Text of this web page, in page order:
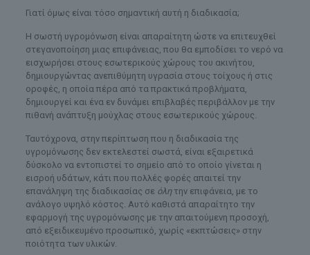
Γιατί όμως είναι τόσο σημαντική αυτή η διαδικασία;
Η σωστή υγρομόνωση είναι απαραίτητη ώστε να επιτευχθεί
στεγανοποίηση μιας επιφάνειας, που θα εμποδίσει το νερό να
εισχωρήσει στους εσωτερικούς χώρους του ακινήτου,
δημιουργώντας ανεπιθύμητη υγρασία στους τοίχους ή στις
οροφές, η οποία πέρα από τα πρακτικά προβλήματα,
δημιουργεί και ένα εν δυνάμει επιβλαβές περιβάλλον με την
πιθανή ανάπτυξη μούχλας στους εσωτερικούς χώρους.
Ταυτόχρονα, στην περίπτωση που η διαδικασία της
υγρομόνωσης δεν εκτελεστεί σωστά, είναι εξαιρετικά
δύσκολο να εντοπιστεί το σημείο από το οποίο γίνεται η
εισροή υδάτων, κάτι που πολλές φορές απαιτεί την
επανάληψη της διαδικασίας σε όλητην επιφάνεια, με το
ανάλογο υψηλό κόστος. Αυτό καθιστά απαραίτητο την
εφαρμογή της υγρομόνωσης με την απαιτούμενη προσοχή,
από εξειδικευμένο προσωπικό, χωρίς «εκπτώσεις» στην
ποιότητα των υλικών.